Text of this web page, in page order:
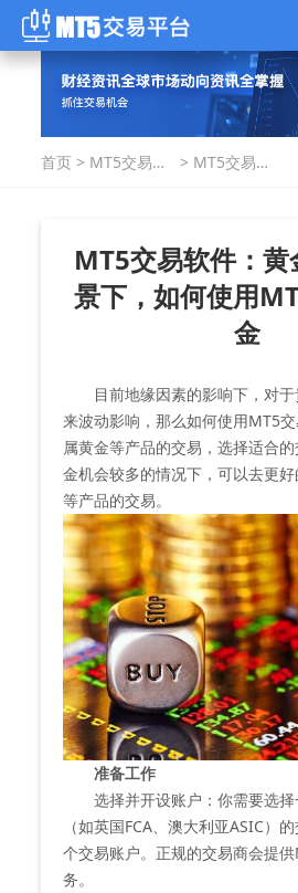
首页 > MT5交易指
> MT5交易软
用MT5交易
好黄金
MT5交易软件：黄
景下，如何使用
金
目前地缘因素的影响下，对于
来波动影响，那么如何使用MT5
属黄金等产品的交易，选择适合
金机会较多的情况下，可以去更
等产品的交易。
准备工作
选择并开设账户：你需要选择
（如英国FCA、澳大利亚ASIC）
个交易账户。正规的交易商会提
务。